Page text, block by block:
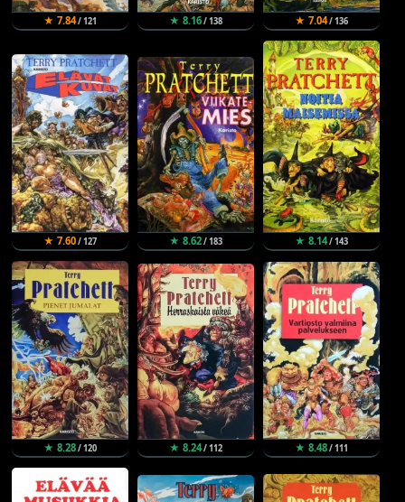
★ 7.84/ 121 ★ 8.16/ 138 ★ 7.04/ 136
★ 7.60/ 127 ★ 8.62/ 183 ★ 8.14/ 143
★ 8.28/ 120 ★ 8.24/ 112 ★ 8.48/ 111